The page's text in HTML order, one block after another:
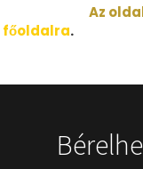
Az
főoldalra.